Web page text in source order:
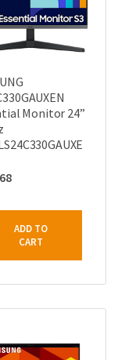
Monitor 24”
ADD TO
CART